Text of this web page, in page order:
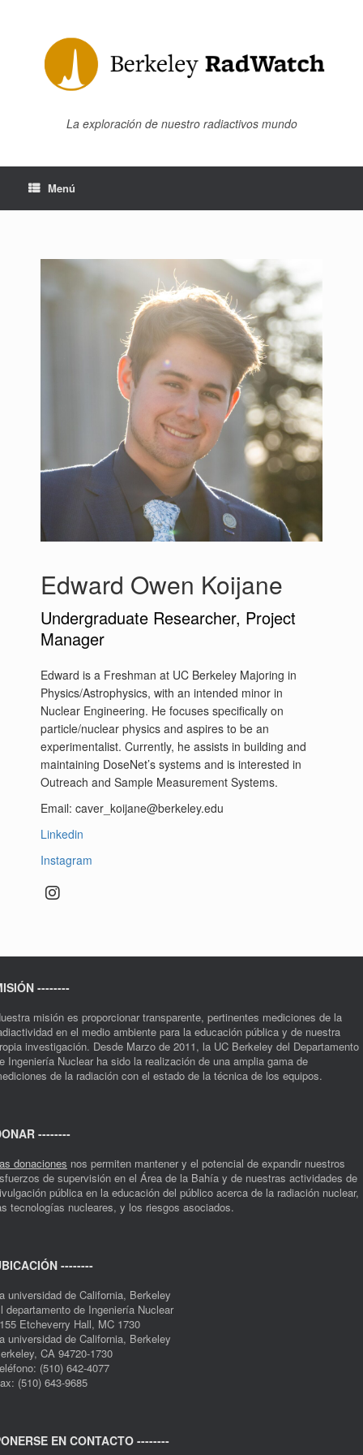
La exploración de nuestro radiactivos mundo
Menú
Edward Owen Koijane
Undergraduate Researcher, Project
Manager
Edward is a Freshman at UC Berkeley Majoring in
Physics/Astrophysics, with an intended minor in
Nuclear Engineering. He focuses specifically on
particle/nuclear physics and aspires to be an
experimentalist. Currently, he assists in building and
maintaining DoseNet’s systems and is interested in
Outreach and Sample Measurement Systems.
Email: caver_koijane@berkeley.edu
Linkedin
Instagram
--------
misión es proporcionar transparente, pertinentes mediciones de la
en el medio ambiente para la educación pública y de nuestra
investigación. Desde Marzo de 2011, la UC Berkeley del Departamento
Ingeniería Nuclear ha sido la realización de una amplia gama de
de la radiación con el estado de la técnica de los equipos.
--------
donaciones nos permiten mantener y el potencial de expandir nuestros
de supervisión en el Área de la Bahía y de nuestras actividades de
pública en la educación del público acerca de la radiación nuclear,
tecnologías nucleares, y los riesgos asociados.
--------
universidad de California, Berkeley
departamento de Ingeniería Nuclear
Etcheverry Hall, MC 1730
universidad de California, Berkeley
CA 94720-1730
(510) 642-4077
(510) 643-9685
EN CONTACTO --------